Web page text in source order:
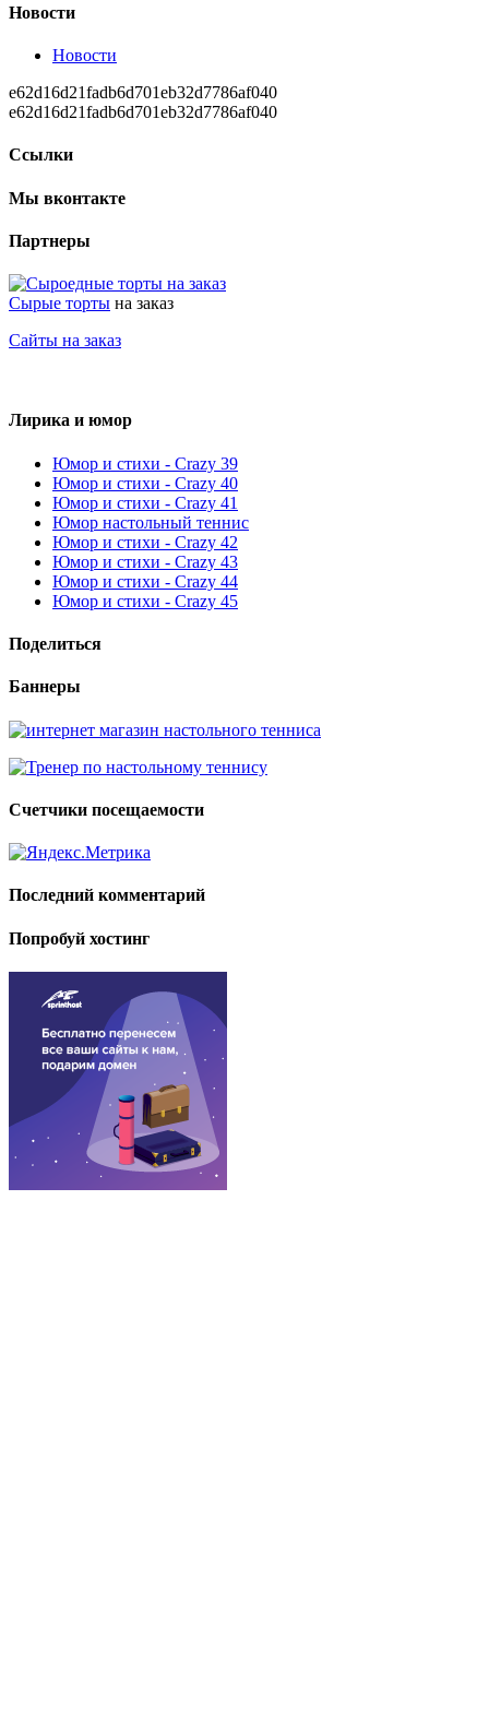
Новости
Новости
e62d16d21fadb6d701eb32d7786af040
e62d16d21fadb6d701eb32d7786af040
Ссылки
Мы вконтакте
Партнеры
Сырые торты на заказ
Сайты на заказ
Лирика и юмор
Юмор и стихи - Crazy 39
Юмор и стихи - Crazy 40
Юмор и стихи - Crazy 41
Юмор настольный теннис
Юмор и стихи - Crazy 42
Юмор и стихи - Crazy 43
Юмор и стихи - Crazy 44
Юмор и стихи - Crazy 45
Поделиться
Баннеры
Счетчики посещаемости
Последний комментарий
Попробуй хостинг